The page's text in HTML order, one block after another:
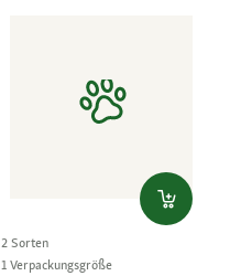
2 Sorten
1 Verpackungsgröße